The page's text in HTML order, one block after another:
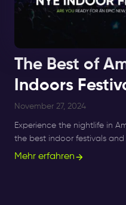
The Best of
Indoors
November 27, 2024
Experience the nightlife in
the best indoor festivals
events for ultimate nightlife
Mehr erfahren